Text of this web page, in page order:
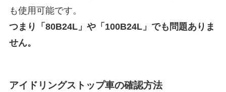
も使用可能です。
つまり「80B24L」や「100B24L」でも問題ありま
せん。
アイドリングストップ車の確認方法